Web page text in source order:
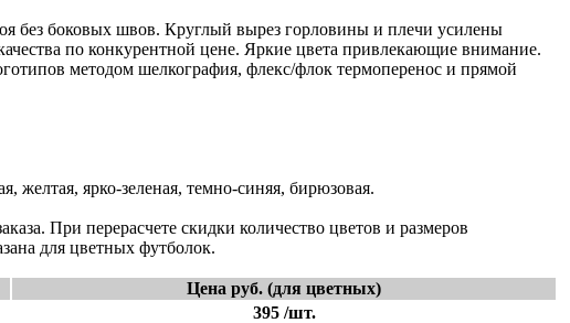
без боковых швов. Круглый вырез горловины и плечи усилены
по конкурентной цене. Яркие цвета привлекающие внимание.
методом шелкография, флекс/флок термоперенос и прямой
желтая, ярко-зеленая, темно-синяя, бирюзовая.
При перерасчете скидки количество цветов и размеров
для цветных футболок.
Цена руб. (для цветных)
395 /шт.